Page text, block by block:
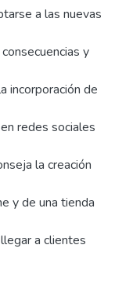
a las nuevas
y
incorporación de
redes sociales
la creación
y de una tienda
a clientes